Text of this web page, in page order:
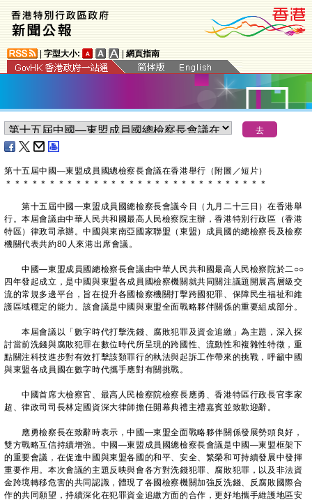
字型大小: 網頁指南
​第十五屆中國―東盟成員國總檢察長會議在香港舉行（附圖／短片）
＊ ＊ ＊ ＊ ＊ ＊ ＊ ＊ ＊ ＊ ＊ ＊ ＊ ＊ ＊ ＊ ＊ ＊ ＊ ＊ ＊ ＊ ＊ ＊ ＊ ＊ ＊ ＊ ＊ ＊
第十五屆中國—東盟成員國總檢察長會議今日（九月二十三日）在香港舉
行。本屆會議由中華人民共和國最高人民檢察院主辦，香港特別行政區（香港
特區）律政司承辦。中國與東南亞國家聯盟（東盟）成員國的總檢察長及檢察
機關代表共約80人來港出席會議。
中國—東盟成員國總檢察長會議由中華人民共和國最高人民檢察院於二○○
四年發起成立，是中國與東盟各成員國檢察機關就共同關注議題開展高層級交
流的常規多邊平台，旨在提升各國檢察機關打擊跨國犯罪、保障民生福祉和維
護區域穩定的能力。該會議是中國與東盟全面戰略夥伴關係的重要組成部分。
本屆會議以「數字時代打擊洗錢、腐敗犯罪及資金追繳」為主題，深入探
討當前洗錢與腐敗犯罪在數位時代所呈現的跨國性、流動性和複雜性特徵，重
點關注科技進步對有效打擊該類罪行的執法與起訴工作帶來的挑戰，呼籲中國
與東盟各成員國在數字時代攜手應對有關挑戰。
中國首席大檢察官、最高人民檢察院檢察長應勇、香港特區行政長官李家
超、律政司司長林定國資深大律師擔任開幕典禮主禮嘉賓並致歡迎辭。
應勇檢察長在致辭時表示，中國—東盟全面戰略夥伴關係發展勢頭良好，
雙方戰略互信持續增強。中國—東盟成員國總檢察長會議是中國—東盟框架下
的重要會議，在促進中國與東盟各國的和平、安全、繁榮和可持續發展中發揮
重要作用。本次會議的主題反映與會各方對洗錢犯罪、腐敗犯罪，以及非法資
金跨境轉移危害的共同認識，體現了各國檢察機關加強反洗錢、反腐敗國際合
作的共同願望，持續深化在犯罪資金追繳方面的合作，更好地攜手維護地區安